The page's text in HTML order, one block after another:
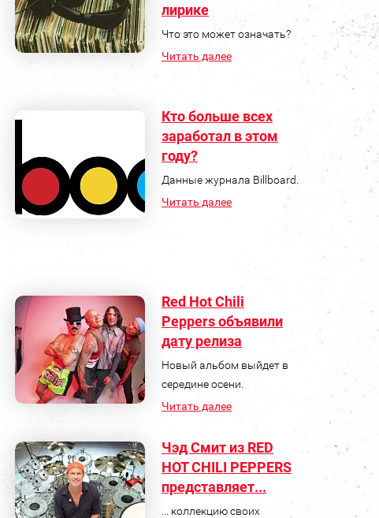
лирике
Что это может означать?
Читать далее
Кто больше всех
заработал в этом
году?
Данные журнала Billboard.
Читать далее
Red Hot Chili
Peppers объявили
дату релиза
Новый альбом выйдет в
середине осени.
Читать далее
Чэд Смит из RED
HOT CHILI PEPPERS
представляет...
... коллекцию своих